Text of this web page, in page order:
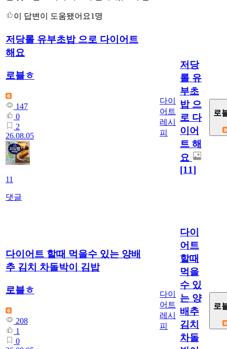
이 답변이 도움됐어요1명
저당롤 유부초밥 으로 다이어트
해요
로블ㅎ
147
0
2
26.08.05
11
댓글
다이
어트
레시
피
저당
롤 유
부초
밥 으
로 다
이어
트 해
요
[11]
로
다이어트 할때 먹을수 있는 양배
추 김치 차돌박이 김밥
로블ㅎ
208
1
0
다이
어트
레시
피
다이
어트
할때
먹을
수 있
는 양
배추
김치
차돌
로